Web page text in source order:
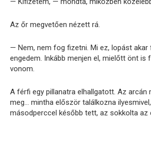
Az őr megvetően nézett rá.
— Nem, nem fog fizetni. Mi ez, lopást akar
engedem. Inkább menjen el, mielőtt önt is
vonom.
A férfi egy pillanatra elhallgatott. Az arcán
meg… mintha először találkozna
másodperccel később tett, az sokkolta az